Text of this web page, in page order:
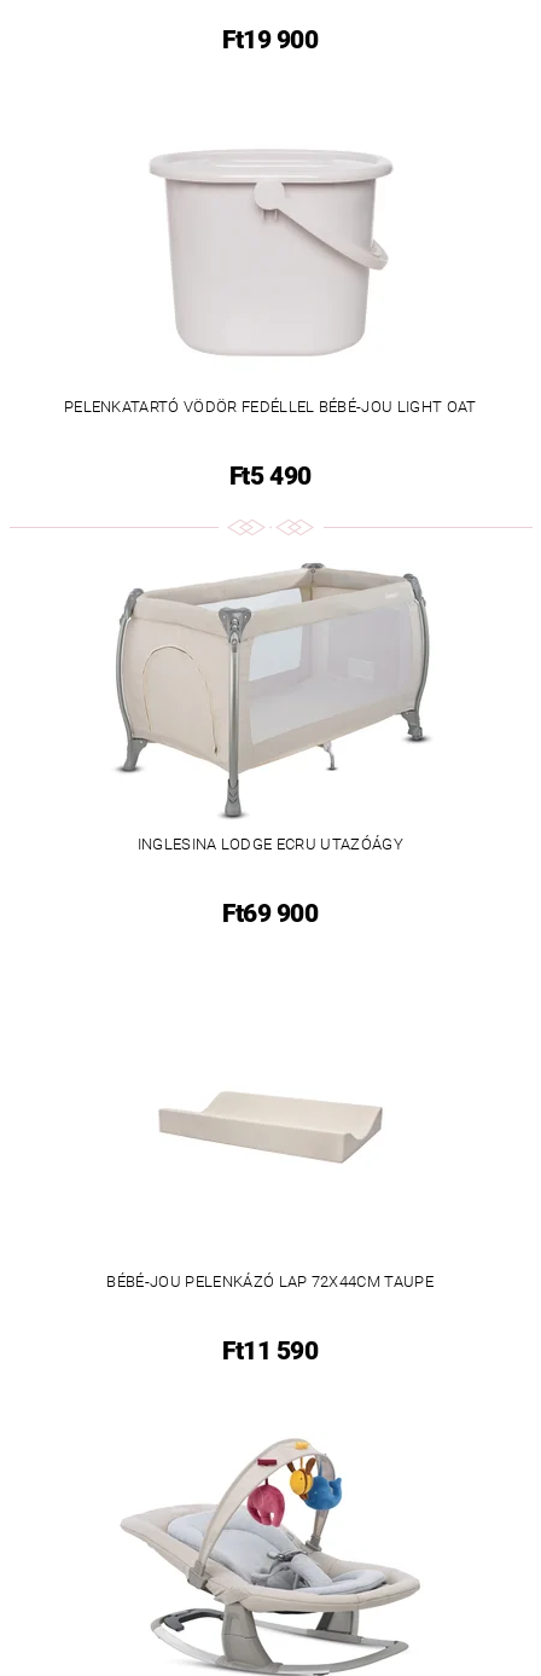
Ft19 900
PELENKATARTÓ VÖDÖR FEDÉLLEL BÉBÉ-JOU LIGHT OAT
Ft5 490
INGLESINA LODGE ECRU UTAZÓÁGY
Ft69 900
BÉBÉ-JOU PELENKÁZÓ LAP 72X44CM TAUPE
Ft11 590